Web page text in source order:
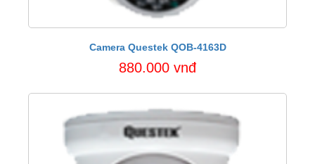
Camera Questek QOB-4163D
880.000 vnđ